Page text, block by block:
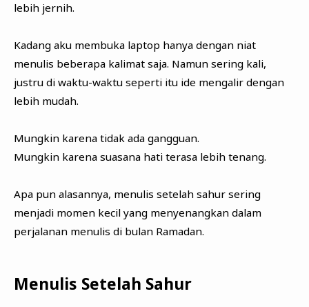
lebih jernih.
Kadang aku membuka laptop hanya dengan niat
menulis beberapa kalimat saja. Namun sering kali,
justru di waktu-waktu seperti itu ide mengalir dengan
lebih mudah.
Mungkin karena tidak ada gangguan.
Mungkin karena suasana hati terasa lebih tenang.
Apa pun alasannya, menulis setelah sahur sering
menjadi momen kecil yang menyenangkan dalam
perjalanan menulis di bulan Ramadan.
Menulis Setelah Sahur